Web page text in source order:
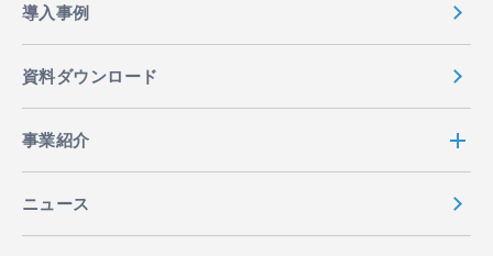
導入事例
資料ダウンロード
事業紹介
ニュース